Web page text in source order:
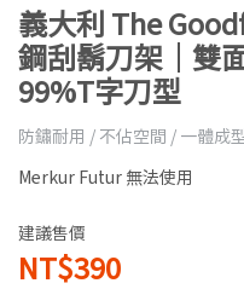
義大利 The
鋼刮鬍刀架｜雙
99%T字刀型
防鏽耐用 / 不佔空間 / 一體成型
Merkur Futur 無法使用
建議售價
NT$390